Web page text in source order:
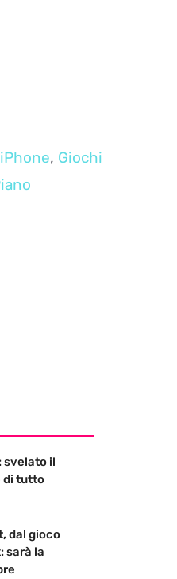
, Giochi
svelato il
di tutto
dal gioco
sarà la